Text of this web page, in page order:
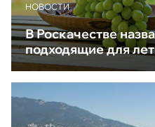
НОВОСТИ
В Роскачестве
подходящие для